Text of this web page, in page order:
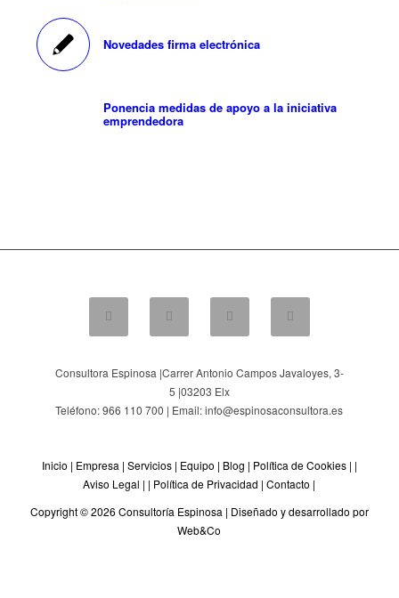
Novedades firma electrónica
Ponencia medidas de apoyo a la iniciativa
emprendedora
Consultora Espinosa |Carrer Antonio Campos Javaloyes, 3-
5 |03203 Elx
Teléfono: 966 110 700 | Email: info@espinosaconsultora.es
Inicio | Empresa | Servicios| Equipo | Blog | Política de Cookies| |
Aviso Legal | | Política de Privacidad |Contacto |
Copyright © 2026 Consultoría Espinosa | Diseñado y desarrollado por
Web&Co